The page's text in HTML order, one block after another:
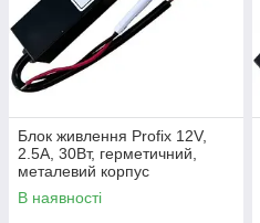
Блок живлення Profix 12V,
2.5A, 30Вт, герметичний,
металевий корпус
В наявності